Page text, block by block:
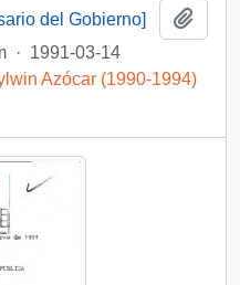
del Gobierno]
· 1991-03-14
Azócar (1990-1994)